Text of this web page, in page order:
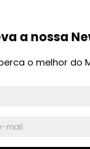
a nossa
o melhor do